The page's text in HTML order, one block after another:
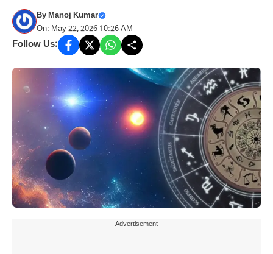
ByManoj Kumar
On: May 22, 2026 10:26 AM
Follow Us:
---Advertisement---